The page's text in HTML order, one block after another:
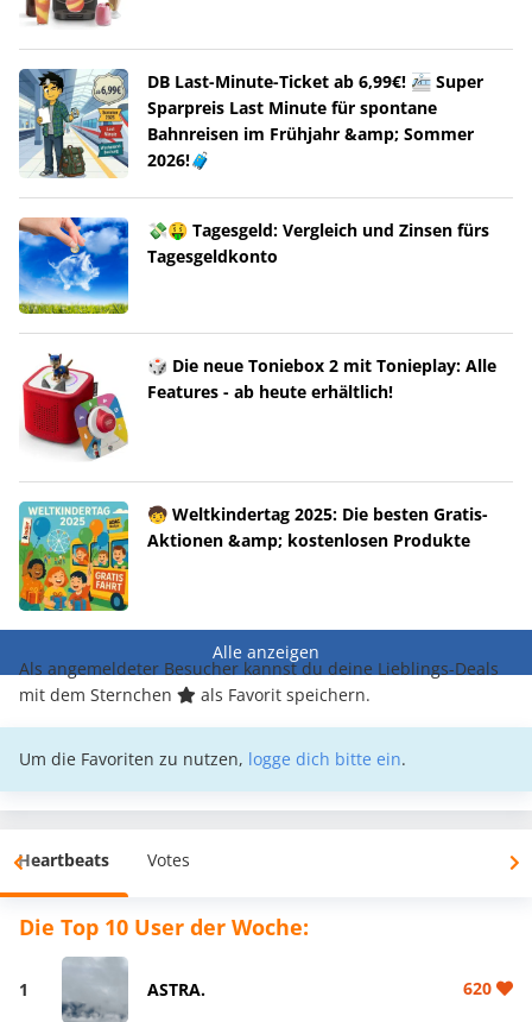
DB Last-Minute-Ticket ab 6,99€! 🚈 Super
Sparpreis Last Minute für spontane
Bahnreisen im Frühjahr &amp; Sommer
2026!🧳
💸🤑 Tagesgeld: Vergleich und Zinsen fürs
Tagesgeldkonto
🎲 Die neue Toniebox 2 mit Tonieplay: Alle
Features - ab heute erhältlich!
🧒 Weltkindertag 2025: Die besten Gratis-
Aktionen &amp; kostenlosen Produkte
Alle anzeigen
Als angemeldeter Besucher kannst du deine Lieblings-Deals
mit dem Sternchen
als Favorit speichern.
Um die Favoriten zu nutzen, logge dich bitte ein.
Heartbeats Votes
Die Top 10 User der Woche:
1 ASTRA. 620